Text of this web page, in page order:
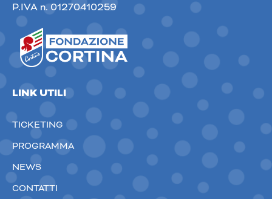
P.IVA n. 01270410259
LINK UTILI
TICKETING
PROGRAMMA
NEWS
CONTATTI